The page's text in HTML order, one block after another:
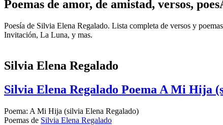
Poemas de amor, de amistad, versos,
Poesía de Silvia Elena Regalado. Lista completa de versos y
Invitación, La Luna, y mas.
Silvia Elena Regalado
Silvia Elena Regalado Poema A Mi Hija
Poema: A Mi Hija (silvia Elena Regalado)
Poemas de Silvia Elena Regalado